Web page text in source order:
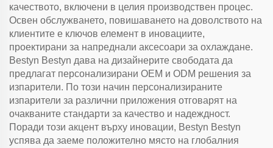
качеството, включени в целия производствен процес.
Освен обслужването, повишаването на доволството на
клиентите е ключов елемент в иновациите,
проектирани за напреднали аксесоари за охлаждане.
Bestyn Bestyn дава на дизайнерите свободата да
предлагат персонализирани OEM и ODM решения за
изпарители. По този начин персонализираните
изпарители за различни приложения отговарят на
очакваните стандарти за качество и надеждност.
Поради този акцент върху иновации, Bestyn Bestyn
успява да заеме положително място на глобалния